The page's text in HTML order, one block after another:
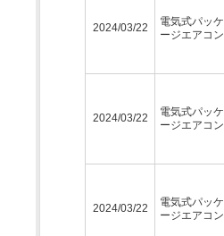
2024/03/22
電気式パッケ
ージエアコン
2024/03/22
電気式パッケ
ージエアコン
2024/03/22
電気式パッケ
ージエアコン